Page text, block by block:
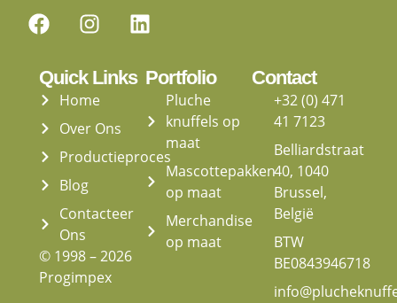
Quick Links
Home
Over Ons
Productieproces
Blog
Contacteer
Ons
© 1998 – 2026
Progimpex
Portfolio
Pluche
knuffels op
maat
Mascottepakken
op maat
Merchandise
op maat
Contact
+32 (0) 471
41 7123
Belliardstraat
40, 1040
Brussel,
België
BTW
BE0843946718